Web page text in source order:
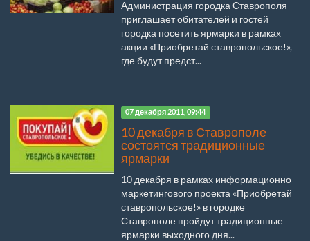
Администрация городка Ставрополя
приглашает обитателей и гостей
городка посетить ярмарки в рамках
акции «Приобретай ставропольское!»,
где будут предст...
07 декабря 2011, 09:44
10 декабря в Ставрополе
состоятся традиционные
ярмарки
10 декабря в рамках информационно-
маркетингового проекта «Приобретай
ставропольское!» в городке
Ставрополе пройдут традиционные
ярмарки выходного дня...